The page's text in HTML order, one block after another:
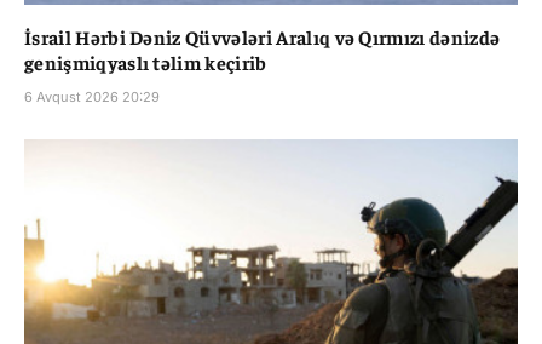
İsrail Hərbi Dəniz Qüvvələri Aralıq və Qırmızı dənizdə
genişmiqyaslı təlim keçirib
6 Avqust 2026 20:29